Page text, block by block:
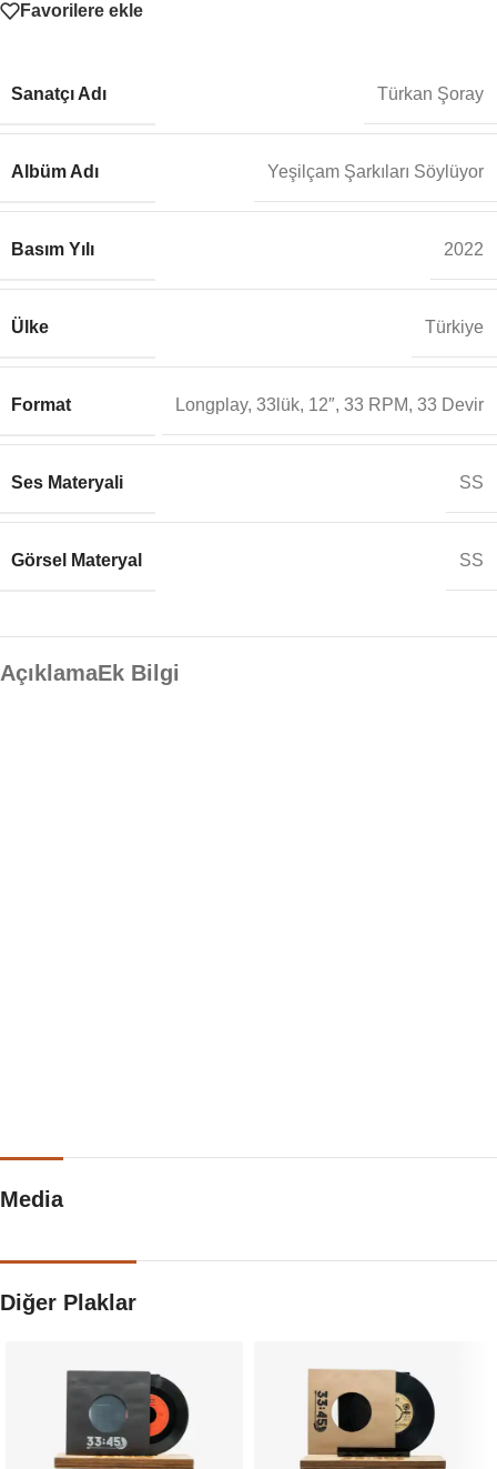
Favorilere ekle
Sanatçı Adı Türkan Şoray
Albüm Adı Yeşilçam Şarkıları Söylüyor
Basım Yılı 2022
Ülke Türkiye
Format Longplay, 33lük, 12″, 33 RPM, 33 Devir
Ses Materyali SS
Görsel Materyal SS
AçıklamaEk Bilgi
Media
Diğer Plaklar